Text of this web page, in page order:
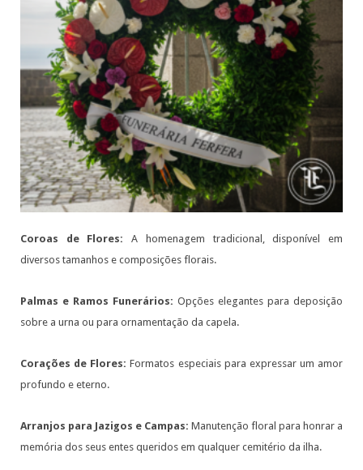
Coroas de Flores: A homenagem tradicional, disponível em
diversos tamanhos e composições florais.
Palmas e Ramos Funerários: Opções elegantes para deposição
sobre a urna ou para ornamentação da capela.
Corações de Flores: Formatos especiais para expressar um amor
profundo e eterno.
Arranjos para Jazigos e Campas: Manutenção floral para honrar a
memória dos seus entes queridos em qualquer cemitério da ilha.